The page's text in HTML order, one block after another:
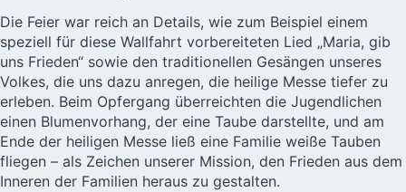
Die Feier war reich an Details, wie zum Beispiel einem
speziell für diese Wallfahrt vorbereiteten Lied „Maria, gib
uns Frieden“ sowie den traditionellen Gesängen unseres
Volkes, die uns dazu anregen, die heilige Messe tiefer zu
erleben. Beim Opfergang überreichten die Jugendlichen
einen Blumenvorhang, der eine Taube darstellte, und am
Ende der heiligen Messe ließ eine Familie weiße Tauben
fliegen – als Zeichen unserer Mission, den Frieden aus dem
Inneren der Familien heraus zu gestalten.